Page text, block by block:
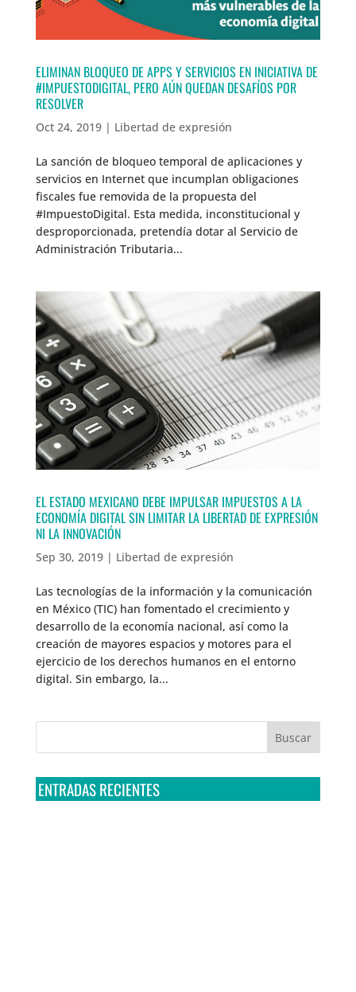
ELIMINAN BLOQUEO DE APPS Y SERVICIOS EN INICIATIVA DE
#IMPUESTODIGITAL, PERO AÚN QUEDAN DESAFÍOS POR
RESOLVER
Oct 24, 2019| Libertad de expresión
La sanción de bloqueo temporal de aplicaciones y
servicios en Internet que incumplan obligaciones
fiscales fue removida de la propuesta del
#ImpuestoDigital. Esta medida, inconstitucional y
desproporcionada, pretendía dotar al Servicio de
Administración Tributaria...
EL ESTADO MEXICANO DEBE IMPULSAR IMPUESTOS A LA
ECONOMÍA DIGITAL SIN LIMITAR LA LIBERTAD DE EXPRESIÓN
NI LA INNOVACIÓN
Sep 30, 2019| Libertad de expresión
Las tecnologías de la información y la comunicación
en México (TIC) han fomentado el crecimiento y
desarrollo de la economía nacional, así como la
creación de mayores espacios y motores para el
ejercicio de los derechos humanos en el entorno
digital. Sin embargo, la...
ENTRADAS RECIENTES